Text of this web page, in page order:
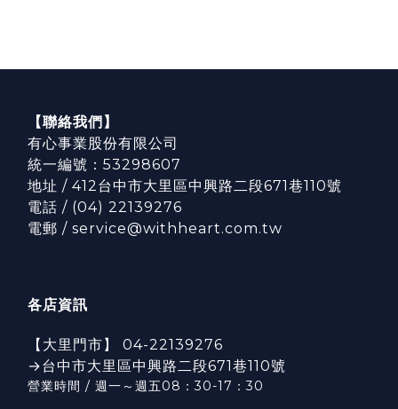
【聯絡我們】
有心事業股份有限公司
統一編號：53298607
地址 / 412台中市大里區中興路二段671巷110號
電話 / (04) 22139276
電郵 / service@withheart.com.tw
各店資訊
【大里門市】 04-22139276
→台中市大里區中興路二段671巷110號
營業時間 / 週一～週五08：30-17：30